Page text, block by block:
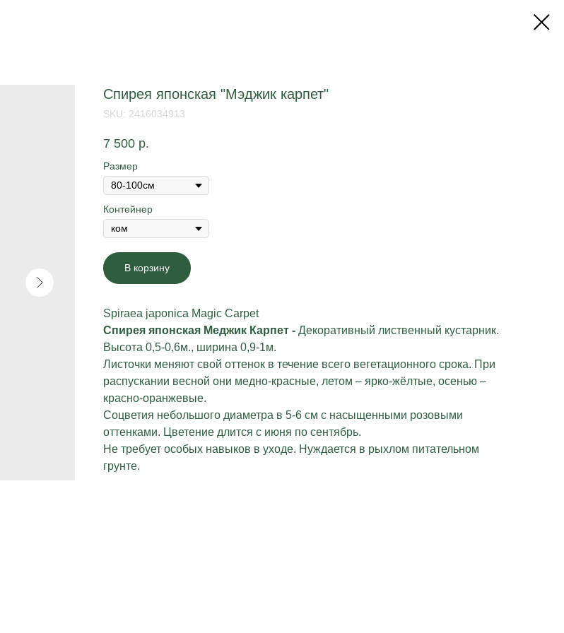
Спирея японская "Мэджик карпет"
SKU: 2416034913
7 500 р.
Размер
Контейнер
В корзину
Spiraea japonica Magic Carpet
Спирея японская Меджик Карпет - Декоративный лиственный кустарник.
Высота 0,5-0,6м., ширина 0,9-1м.
Листочки меняют свой оттенок в течение всего вегетационного срока. При
распускании весной они медно-красные, летом – ярко-жёлтые, осенью –
красно-оранжевые.
Соцветия небольшого диаметра в 5-6 см с насыщенными розовыми
оттенками. Цветение длится с июня по сентябрь.
Не требует особых навыков в уходе. Нуждается в рыхлом питательном
грунте.